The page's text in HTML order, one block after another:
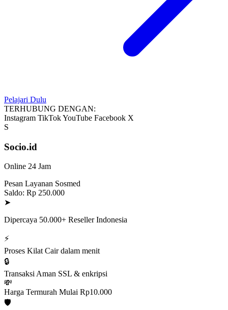
Pelajari Dulu
TERHUBUNG DENGAN:
Instagram TikTokYouTube Facebook X
S
Socio.id
Online 24 Jam
Pesan Layanan Sosmed
Saldo: Rp 250.000
➤
Dipercaya 50.000+ Reseller Indonesia
⚡
Proses Kilat Cair dalam menit
🔒
Transaksi Aman SSL & enkripsi
💸
Harga Termurah Mulai Rp10.000
🛡️